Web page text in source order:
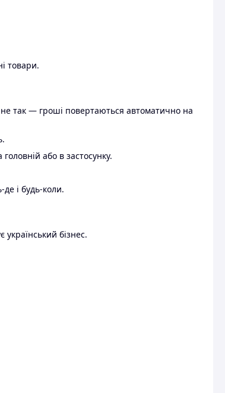
товари.
так — гроші повертаються автоматично на
або в застосунку.
і будь-коли.
бізнес.